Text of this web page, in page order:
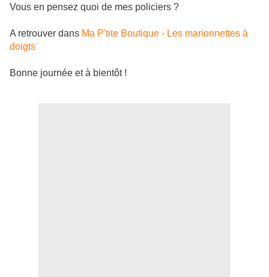
Vous en pensez quoi de mes policiers ?
A retrouver dans Ma P'tite Boutique - Les marionnettes à
doigts
Bonne journée et à bientôt !